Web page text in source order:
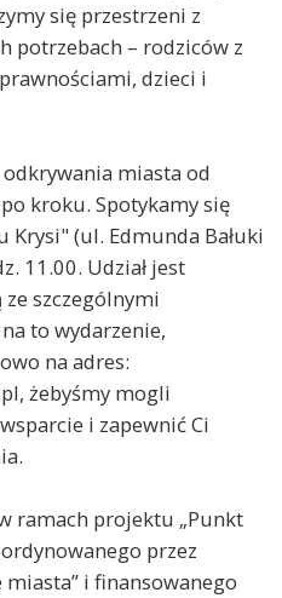
się przestrzeni z
potrzebach – rodziców z
dzieci i
miasta od
kroku. Spotykamy się
(ul. Edmunda Bałuki
11.00. Udział jest
ze szczególnymi
to wydarzenie,
na adres:
żebyśmy mogli
i zapewnić Ci
ramach projektu „Punkt
przez
miasta” i finansowanego